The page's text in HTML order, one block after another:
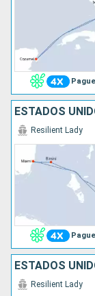
ESTADOS
Resilient Lady
Resilient Lady